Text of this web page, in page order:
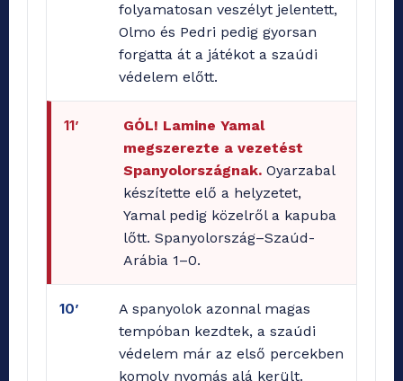
folyamatosan veszélyt jelentett,
Olmo és Pedri pedig gyorsan
forgatta át a játékot a szaúdi
védelem előtt.
11’
GÓL! Lamine Yamal
megszerezte a vezetést
Spanyolországnak. Oyarzabal
készítette elő a helyzetet,
Yamal pedig közelről a kapuba
lőtt. Spanyolország–Szaúd-
Arábia 1–0.
10’
A spanyolok azonnal magas
tempóban kezdtek, a szaúdi
védelem már az első percekben
komoly nyomás alá került.